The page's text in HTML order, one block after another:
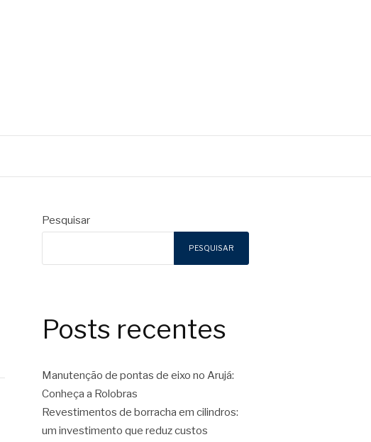
Pesquisar
PESQUISAR
Posts recentes
Manutenção de pontas de eixo no Arujá:
Conheça a Rolobras
Revestimentos de borracha em cilindros:
um investimento que reduz custos